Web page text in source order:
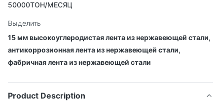
50000ТОН/МЕСЯЦ
Выделить
15 мм высокоуглеродистая лента из нержавеющей стали,
антикоррозионная лента из нержавеющей стали,
фабричная лента из нержавеющей стали
Product Description